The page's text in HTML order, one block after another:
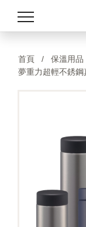
最新消息
LANGUAGE
首頁 / 保溫用品
夢重力超輕不銹鋼